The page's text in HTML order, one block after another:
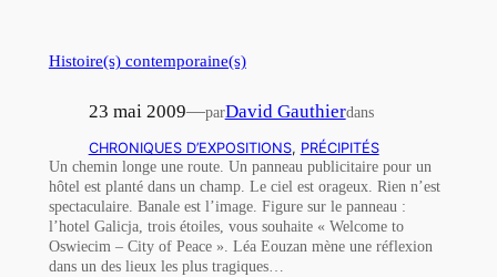
Histoire(s) contemporaine(s)
23 mai 2009—parDavid Gauthierdans
CHRONIQUES D’EXPOSITIONS, PRÉCIPITÉS
Un chemin longe une route. Un panneau publicitaire pour un
hôtel est planté dans un champ. Le ciel est orageux. Rien n’est
spectaculaire. Banale est l’image. Figure sur le panneau :
l’hotel Galicja, trois étoiles, vous souhaite « Welcome to
Oswiecim – City of Peace ». Léa Eouzan mène une réflexion
dans un des lieux les plus tragiques…